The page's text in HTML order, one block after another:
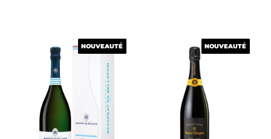
NOUVEAUTÉ
NOUVEAUTÉ NOUVEAUTÉ
NOUVEAUTÉ